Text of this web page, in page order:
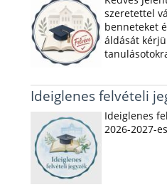
szeretettel
benneteket
áldását
Ideiglenes felvételi
Ideiglenes
2026-2027-